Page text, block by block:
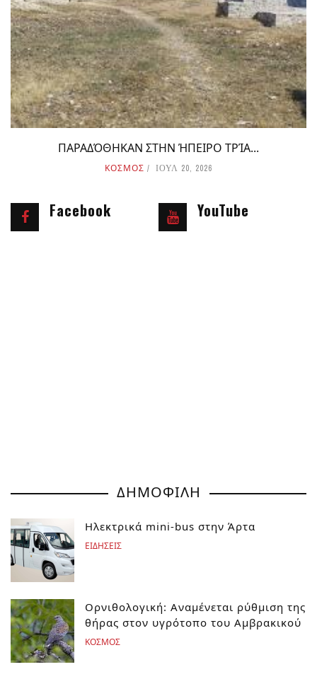
ΠΑΡΑΔΌΘΗΚΑΝ ΣΤΗΝ ΉΠΕΙΡΟ ΤΡΊΑ...
ΚΟΣΜΟΣ ΙΟΥΛ 20, 2026
Facebook YouTube
ΔΗΜΟΦΙΛΗ
Ηλεκτρικά mini-bus στην Άρτα
ΕΙΔΗΣΕΙΣ
Ορνιθολογική: Αναμένεται ρύθμιση της
θήρας στον υγρότοπο του Αμβρακικού
ΚΟΣΜΟΣ